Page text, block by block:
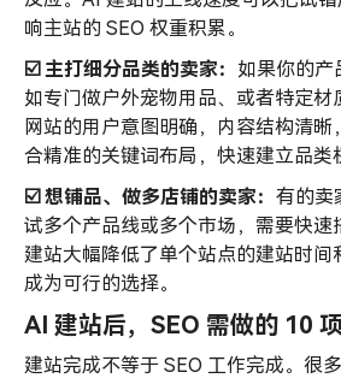
响主站的 SEO 权重积累。
☑️ 主打细分品类的卖家： 如果你的产
如专门做户外宠物用品、或者特定材
网站的用户意图明确，内容结构清
合精准的关键词布局，快速建立品类
☑️ 想铺品、做多店铺的卖家： 有的卖
试多个产品线或多个市场，需要快速
建站大幅降低了单个站点的建站时间
成为可行的选择。
AI 建站后，SEO 需做的 10
建站完成不等于 SEO 工作完成。很